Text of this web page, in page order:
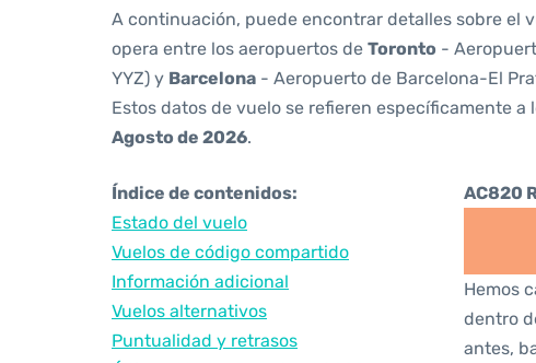
A continuación, puede encontrar detalles sobre el
opera entre los aeropuertos de Toronto -
YYZ) y Barcelona - Aeropuerto de Barcelona-El
Estos datos de vuelo se refieren específicamente a
Agosto de 2026.
Índice de contenidos:
Estado del vuelo
Vuelos de código compartido
Información adicional
Vuelos alternativos
Puntualidad y retrasos
AC820
Hemos
dentro
antes,